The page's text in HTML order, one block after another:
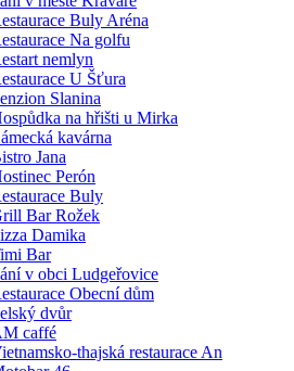
Buly Aréna
Na golfu
nemlyn
U Šťura
Slanina
na hřišti u Mirka
kavárna
Jana
Perón
Buly
Bar Rožek
Damika
Bar
v obci Ludgeřovice
Obecní dům
dvůr
caffé
thajská restaurace An